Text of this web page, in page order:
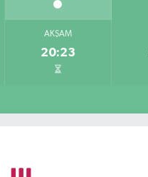
AKŞAM
20:23